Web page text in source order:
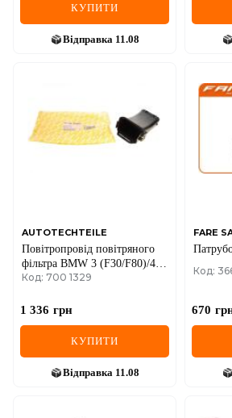
КУПИТИ
Відправка 11.08
AUTOTECHTEILE
Повітропровід повітряного
фільтра BMW 3 (F30/F80)/4
(F32/F33/F36) 11-19
Код: 700 1329
1 336 грн
КУПИТИ
Відправка 11.08
FARE
Код:
670